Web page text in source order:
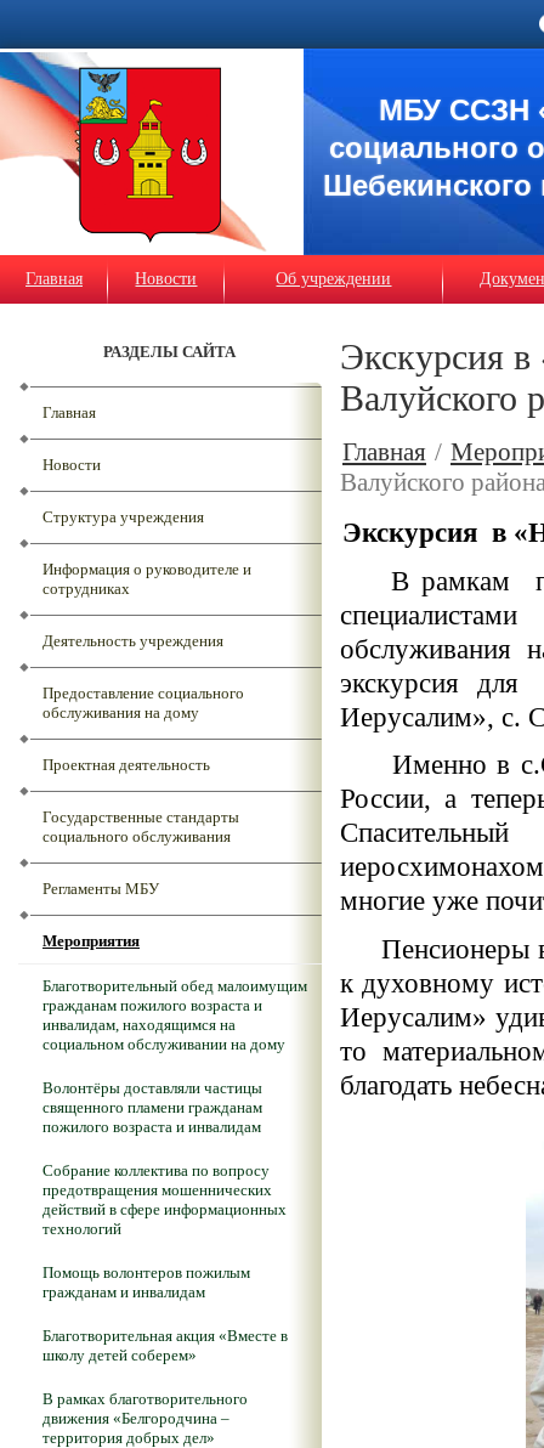
МБУ ССЗН
социального
Шебекинского
Главная Новости Об учреждении
РАЗДЕЛЫ САЙТА
Главная
Новости
Структура учреждения
Информация о руководителе и
сотрудниках
Деятельность учреждения
Предоставление социального
обслуживания на дому
Проектная деятельность
Государственные стандарты
социального обслуживания
Регламенты МБУ
Мероприятия
Благотворительный обед малоимущим
гражданам пожилого возраста и
инвалидам, находящимся на
социальном обслуживании на дому
Волонтёры доставляли частицы
священного пламени гражданам
пожилого возраста и инвалидам
Собрание коллектива по вопросу
предотвращения мошеннических
действий в сфере информационных
технологий
Помощь волонтеров пожилым
гражданам и инвалидам
Благотворительная акция «Вместе в
школу детей соберем»
В рамках благотворительного
движения «Белгородчина –
территория добрых дел»
Экскурсия
Валуйского
Главная /
Валуйского
Экскурсия в
В рамкам
обслуживания
экскурсия
Иерусалим», с.
Именно в
России, а
многие уже
Пенсионеры
к духовному
Иерусалим»
то
благодать